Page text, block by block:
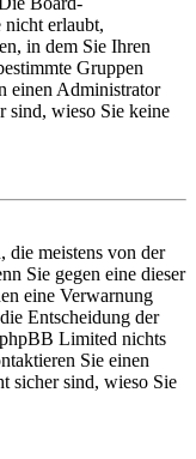
erlaubt,
in dem Sie Ihren
Gruppen
einen Administrator
sind, wieso Sie keine
die meistens von der
Sie gegen eine dieser
eine Verwarnung
Entscheidung der
Limited nichts
Sie einen
sicher sind, wieso Sie